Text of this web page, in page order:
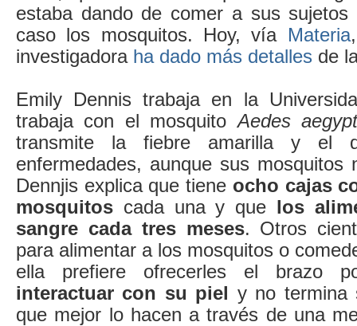
estaba dando de comer a sus
caso los mosquitos. Hoy, vía Materia
investigadora ha dado más detalles de
Emily Dennis trabaja en la
trabaja con el mosquitoAedes
transmite la fiebre amarilla y el
enfermedades, aunque sus mosquitos
Dennjis explica que tiene ocho cajas
mosquitos cada una y que los
sangre cada tres meses. Otros
para alimentar a los mosquitos o
ella prefiere ofrecerles el brazo
interactuar con su piel y no termina
que mejor lo hacen a través de una